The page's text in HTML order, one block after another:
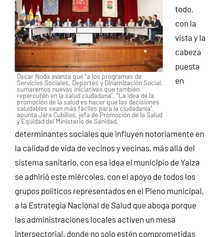
Óscar Noda avanza que “a los programas de
Servicios Sociales, Deportes y Dinamización Social,
sumaremos nuevas iniciativas que también
repercuten en la salud ciudadana”. “La idea de la
promoción de la salud es hacer que las decisiones
saludables sean más fáciles para la ciudadanía”,
apunta Jara Cubillos, jefa de Promoción de la Salud
y Equidad del Ministerio de Sanidad.
todo,
con la
vista y la
cabeza
puesta
en
determinantes sociales que influyen notoriamente en
la calidad de vida de vecinos y vecinas, más allá del
sistema sanitario, con esa idea el municipio de Yaiza
se adhirió este miércoles, con el apoyo de todos los
grupos políticos representados en el Pleno municipal,
a la Estrategia Nacional de Salud que aboga porque
las administraciones locales activen un mesa
intersectorial, donde no solo estén comprometidas